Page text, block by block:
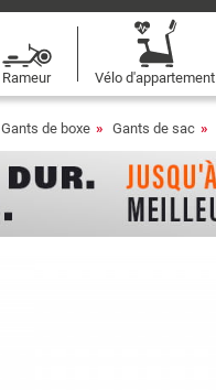
Rameur Vélo d'appartement
Gants de boxe Gants de sac